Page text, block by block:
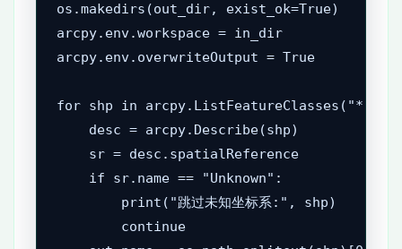
os.makedirs(out_dir, exist_ok=True)
arcpy.env.workspace = in_dir
arcpy.env.overwriteOutput = True
for shp in
    desc = arcpy.Describe(shp)
    sr = desc.spatialReference
    if sr.name == "Unknown":
        print("跳过未知坐标系:", shp)
        continue